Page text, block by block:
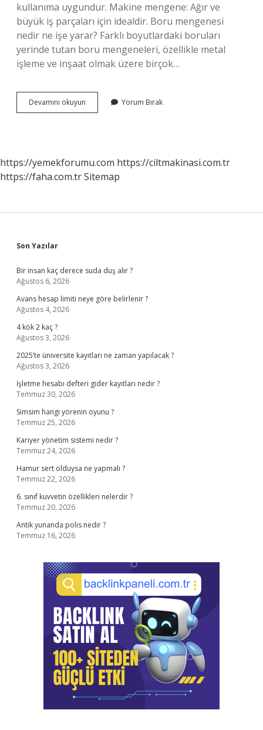
kullanıma uygundur. Makine mengene: Ağır ve
büyük iş parçaları için idealdir. Boru mengenesi
nedir ne işe yarar? Farklı boyutlardaki boruları
yerinde tutan boru mengeneleri, özellikle metal
işleme ve inşaat olmak üzere birçok…
Devamını okuyun Mengene
Çeşitleri
Yorum Bırak
https://yemekforumu.com https://ciltmakinasi.com.tr
https://faha.com.trSitemap
Sidebar
Son Yazılar
Bir insan kaç derece suda duş alır ?
Ağustos 6, 2026
Avans hesap limiti neye göre belirlenir ?
Ağustos 4, 2026
4 kök 2 kaç ?
Ağustos 3, 2026
2025’te üniversite kayıtları ne zaman yapılacak ?
Ağustos 3, 2026
İşletme hesabı defteri gider kayıtları nedir ?
Temmuz 30, 2026
Simsim hangi yörenin oyunu ?
Temmuz 25, 2026
Kariyer yönetim sistemi nedir ?
Temmuz 24, 2026
Hamur sert olduysa ne yapmalı ?
Temmuz 22, 2026
6. sınıf kuvvetin özellikleri nelerdir ?
Temmuz 20, 2026
Antik yunanda polis nedir ?
Temmuz 16, 2026